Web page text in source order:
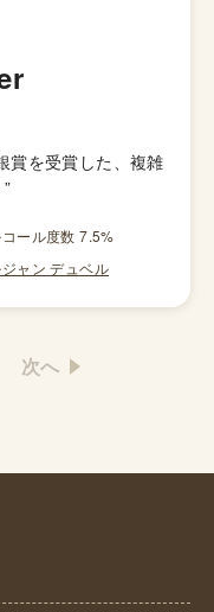
賞を受賞した、複雑
”
ール度数 7.5%
ャン デュベル
次へ